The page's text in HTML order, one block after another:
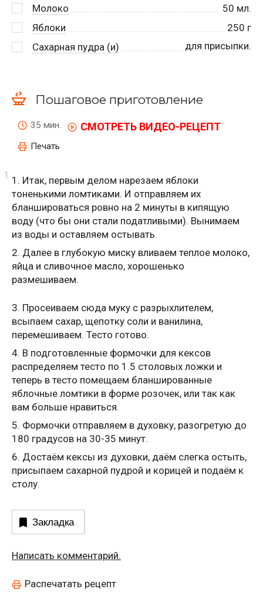
Молоко
50 мл.
Яблоки
250 г
Сахарная пудра (и)
для присыпки.
Пошаговое приготовление
35 мин. СМОТРЕТЬ ВИДЕО-РЕЦЕПТ
Печать
1. Итак, первым делом нарезаем яблоки
тоненькими ломтиками. И отправляем их
бланшироваться ровно на 2 минуты в кипящую
воду (что бы они стали податливыми). Вынимаем
из воды и оставляем остывать.
2. Далее в глубокую миску вливаем теплое молоко,
яйца и сливочное масло, хорошенько
размешиваем.
3. Просеиваем сюда муку с разрыхлителем,
всыпаем сахар, щепотку соли и ванилина,
перемешиваем. Тесто готово.
4. В подготовленные формочки для кексов
распределяем тесто по 1.5 столовых ложки и
теперь в тесто помещаем бланшированные
яблочные ломтики в форме розочек, или так как
вам больше нравиться.
5. Формочки отправляем в духовку, разогретую до
180 градусов на 30-35 минут.
6. Достаём кексы из духовки, даём слегка остыть,
присыпаем сахарной пудрой и корицей и подаём к
столу.
Закладка
Написать комментарий.
Распечатать рецепт